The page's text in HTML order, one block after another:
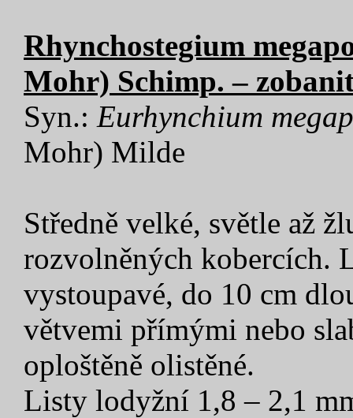
Rhynchostegium
Mohr) Schimp. –
Syn.: Eurhynchium
Mohr) Milde
Středně velké, světle až
rozvolněných kobercích.
vystoupavé, do 10 cm
větvemi přímými nebo
oploštěně olistěné.
Listy lodyžní 1,8 – 2,1